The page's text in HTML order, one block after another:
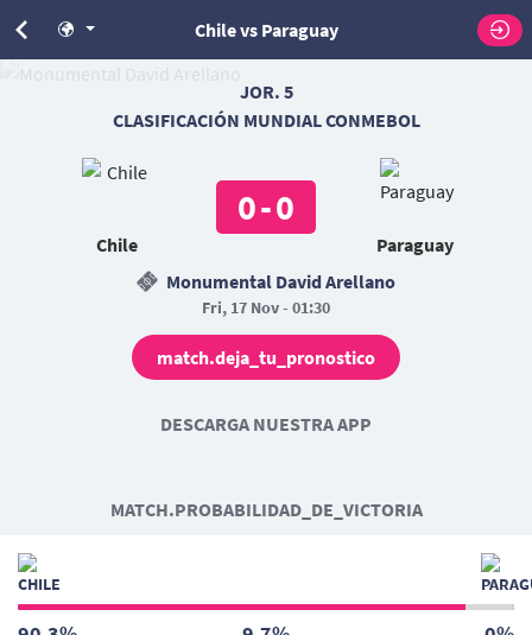
Chile vs Paraguay
JOR. 5
CLASIFICACIÓN MUNDIAL CONMEBOL
Chile
0-0
Paraguay
Monumental David Arellano
Fri, 17 Nov - 01:30
match.deja_tu_pronostico
DESCARGA NUESTRA APP
MATCH.PROBABILIDAD_DE_VICTORIA